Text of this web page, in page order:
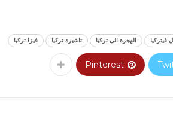
فيتركيا الهجرة الى تركيا تاشيرة تركيا فيزا تركيا
Pinterest